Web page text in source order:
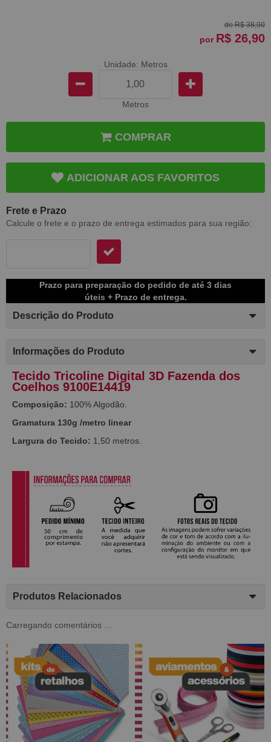
de R$ 38,90
por R$ 26,90
Unidade: Metros
Metros
COMPRAR
ADICIONAR AOS FAVORITOS
Frete e Prazo
Calcule o frete e o prazo de entrega estimados para sua região:
Prazo para preparação do pedido de até 3 dias
úteis + Prazo de entrega.
Descrição do Produto
Informações do Produto
Tecido Tricoline Digital 3D Fazenda dos
Coelhos 9100E14419
Composição: 100% Algodão.
Gramatura 130g /metro linear
Largura do Tecido: 1,50 metros.
Produtos Relacionados
Carregando comentários ...